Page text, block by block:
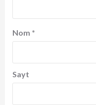
Nom *
Sayt